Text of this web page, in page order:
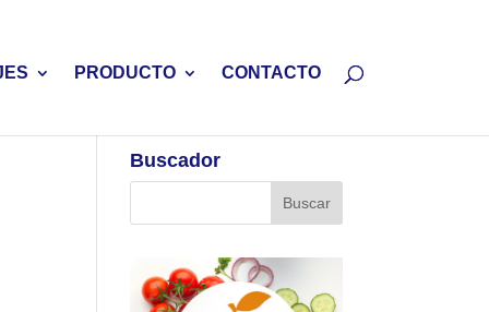
PRODUCTO CONTACTO
Buscador